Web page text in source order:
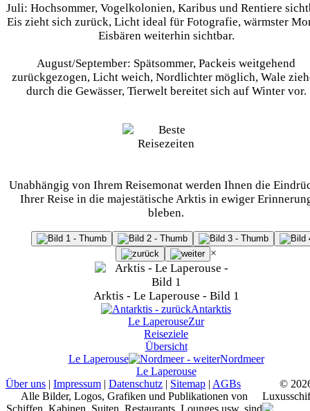
Juli: Hochsommer, Vogelkolonien, Karibus und Rentiere
Eis zieht sich zurück, Licht ideal für Fotografie, wärmster
Eisbären weiterhin sichtbar.
August/September: Spätsommer, Packeis weitgehend
zurückgezogen, Licht weich, Nordlichter möglich, Wale
durch die Gewässer, Tierwelt bereitet sich auf Winter vor.
Unabhängig von Ihrem Reisemonat werden Ihnen die
Ihrer Reise in die majestätische Arktis in ewiger
bleben.
×
Arktis - Le Laperouse - Bild 1
Antarktis
Le LaperouseZur
Reiseziele
Übersicht
Le Laperouse
Nordmeer
Le Laperouse
Über uns | Impressum | Datenschutz | Sitemap | AGBs
Alle Bilder, Logos, Grafiken und Publikationen von
Schiffen, Kabinen, Suiten, Restaurants, Lounges usw. sind
©